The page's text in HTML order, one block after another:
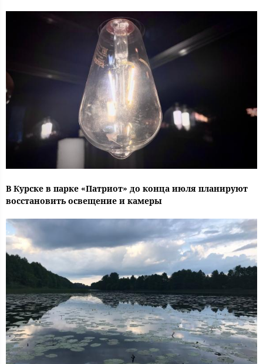
В Курске в парке «Патриот» до конца июля планируют
восстановить освещение и камеры